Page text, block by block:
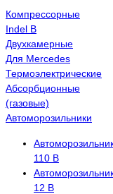
Компрессорные
Indel B
Двухкамерные
Для Mercedes
Термоэлектрические
Абсорбционные
(газовые)
Автоморозильники
110 В
12 В